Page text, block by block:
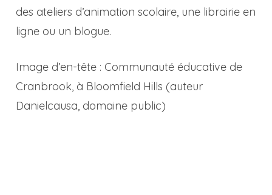
des ateliers d’animation scolaire, une librairie en
ligne ou un blogue.
Image d’en-tête : Communauté éducative de
Cranbrook, à Bloomfield Hills (auteur
Danielcausa, domaine public)